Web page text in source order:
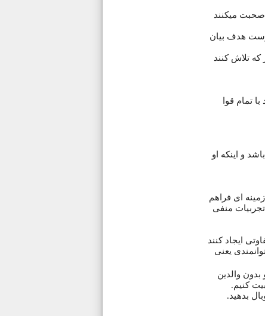
میکنند
هدف بیان
تلاش کنند
تمام قوا
و اینکه او
ای فراهم
منفی
ایجاد کنند
یعنی
والدین
کنیم.
بدهید.